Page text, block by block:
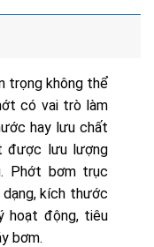
trọng không thể
có vai trò làm
hay lưu chất
được lưu lượng
Phớt bơm trục
kích thước
hoạt động, tiêu
bơm.